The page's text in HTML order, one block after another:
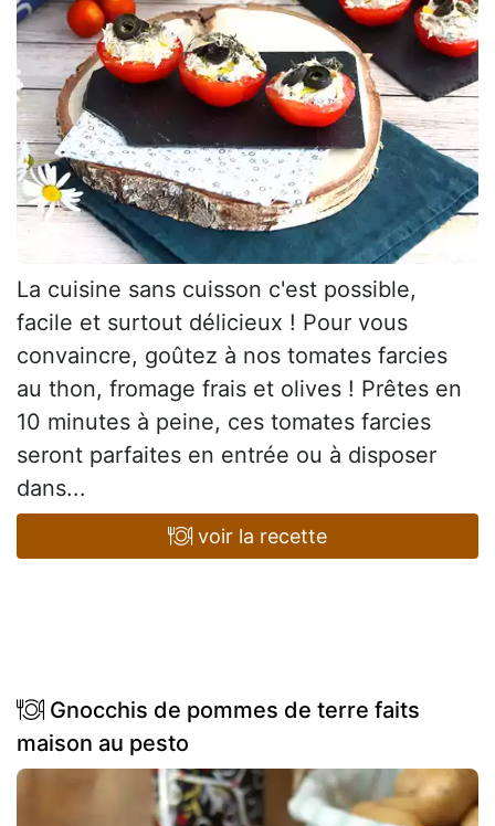
La cuisine sans cuisson c'est possible,
facile et surtout délicieux ! Pour vous
convaincre, goûtez à nos tomates farcies
au thon, fromage frais et olives ! Prêtes en
10 minutes à peine, ces tomates farcies
seront parfaites en entrée ou à disposer
dans...
voir la recette
Gnocchis de pommes de terre faits
maison au pesto